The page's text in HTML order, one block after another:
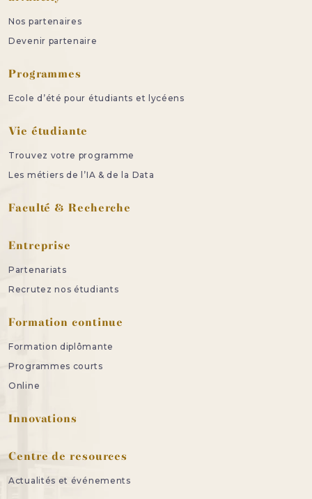
Nos partenaires
Devenir partenaire
Programmes
Ecole d’été pour étudiants et lycéens
Vie étudiante
Trouvez votre programme
Les métiers de l’IA & de la Data
Faculté & Recherche
Entreprise
Partenariats
Recrutez nos étudiants
Formation continue
Formation diplômante
Programmes courts
Online
Innovations
Centre de resources
Actualités et événements